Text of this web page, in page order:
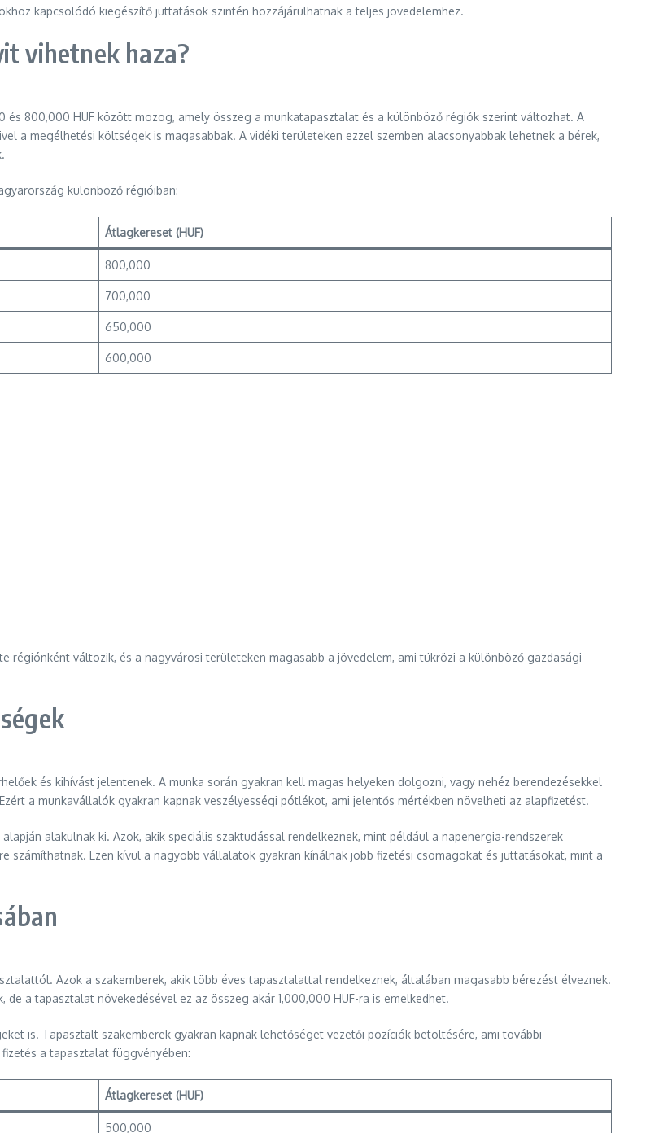
kapcsolódó kiegészítő juttatások szintén hozzájárulhatnak a teljes jövedelemhez.
vihetnek haza?
800,000 HUF között mozog, amely összeg a munkatapasztalat és a különböző régiók szerint változhat. A
a megélhetési költségek is magasabbak. A vidéki területeken ezzel szemben alacsonyabbak lehetnek a bérek,
különböző régióiban:
Átlagkereset (HUF)
800,000
700,000
650,000
600,000
változik, és a nagyvárosi területeken magasabb a jövedelem, ami tükrözi a különböző gazdasági
és kihívást jelentenek. A munka során gyakran kell magas helyeken dolgozni, vagy nehéz berendezésekkel
a munkavállalók gyakran kapnak veszélyességi pótlékot, ami jelentős mértékben növelheti az alapfizetést.
alakulnak ki. Azok, akik speciális szaktudással rendelkeznek, mint például a napenergia-rendszerek
Ezen kívül a nagyobb vállalatok gyakran kínálnak jobb fizetési csomagokat és juttatásokat, mint a
Azok a szakemberek, akik több éves tapasztalattal rendelkeznek, általában magasabb bérezést élveznek.
a tapasztalat növekedésével ez az összeg akár 1,000,000 HUF-ra is emelkedhet.
is. Tapasztalt szakemberek gyakran kapnak lehetőséget vezetői pozíciók betöltésére, ami további
a tapasztalat függvényében:
Átlagkereset (HUF)
500,000